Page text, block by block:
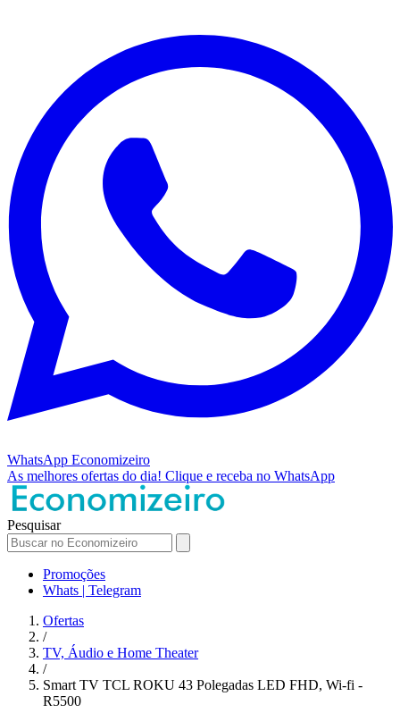
WhatsApp Economizeiro
As melhores ofertas do dia! Clique e receba no WhatsApp
Pesquisar
Promoções
Whats | Telegram
Ofertas
/
TV, Áudio e Home Theater
/
Smart TV TCL ROKU 43 Polegadas LED FHD, Wi-fi -
R5500